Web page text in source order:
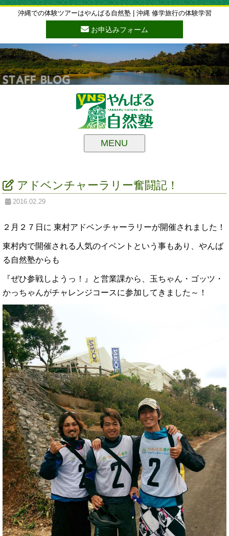
沖縄での体験ツアーはやんばる自然塾 | 沖縄 修学旅行の体験学習
お申込みフォーム
MENU
アドベンチャーラリー奮闘記！
2016.02.29
２月２７日に 東村アドベンチャーラリーが開催されました！
東村内で開催される人気のイベントという事もあり、やんば
る自然塾からも
『ぜひ参戦しようっ！』と営業課から、玉ちゃん・ゴッツ・
かっちゃんがチャレンジコースに参加してきました～！